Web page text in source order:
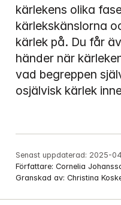
kärlekens olika
kärlekskänslorna
kärlek på. Du får
händer när
vad begreppen
osjälvisk kärlek
Senast uppdaterad: 2025-
Författare: Cornelia
Granskad av: Christina